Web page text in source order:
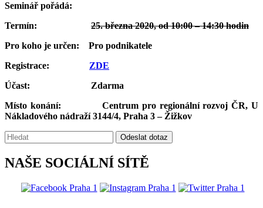
Seminář pořádá:
Termín:
25. března 2020, od 10:00 – 14:30 hodin
Pro koho je určen:
Pro podnikatele
Registrace:
ZDE
Účast:
Zdarma
Místo konání:
Centrum pro regionální rozvoj ČR, U
Nákladového nádraží 3144/4, Praha 3 – Žižkov
Vyhledávání:
Odeslat dotaz
NAŠE SOCIÁLNÍ SÍTĚ